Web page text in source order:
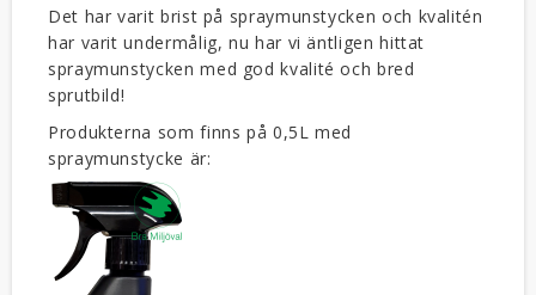
Det har varit brist på spraymunstycken och kvalitén
har varit undermålig, nu har vi äntligen hittat
spraymunstycken med god kvalité och bred
sprutbild!
Produkterna som finns på 0,5L med
spraymunstycke är: